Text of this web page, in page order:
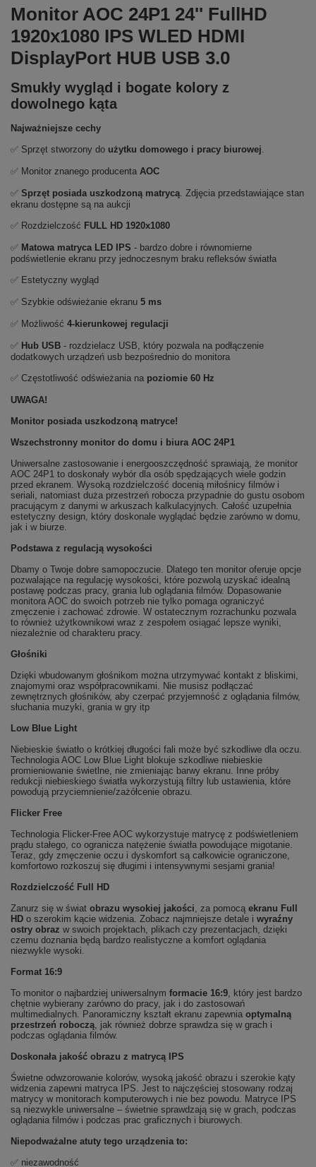
Monitor AOC 24P1 24'' FullHD
1920x1080 IPS WLED HDMI
DisplayPort HUB USB 3.0
Smukły wygląd i bogate kolory z
dowolnego kąta
Najważniejsze cechy
✅ Sprzęt stworzony do użytku domowego i pracy biurowej.
✅ Monitor znanego producenta AOC
✅ Sprzęt posiada uszkodzoną matrycą. Zdjęcia przedstawiające stan
ekranu dostępne są na aukcji
✅ Rozdzielczość FULL HD 1920x1080
✅ Matowa matryca LED IPS - bardzo dobre i równomierne
podświetlenie ekranu przy jednoczesnym braku refleksów światła
✅ Estetyczny wygląd
✅ Szybkie odświeżanie ekranu 5 ms
✅ Możliwość 4-kierunkowej regulacji
✅ Hub USB - rozdzielacz USB, który pozwala na podłączenie
dodatkowych urządzeń usb bezpośrednio do monitora
✅ Częstotliwość odświeżania na poziomie 60 Hz
UWAGA!
Monitor posiada uszkodzoną matryce!
Wszechstronny monitor do domu i biura AOC 24P1
Uniwersalne zastosowanie i energooszczędność sprawiają, że monitor
AOC 24P1 to doskonały wybór dla osób spędzających wiele godzin
przed ekranem. Wysoką rozdzielczość docenią miłośnicy filmów i
seriali, natomiast duża przestrzeń robocza przypadnie do gustu osobom
pracującym z danymi w arkuszach kalkulacyjnych. Całość uzupełnia
estetyczny design, który doskonale wyglądać będzie zarówno w domu,
jak i w biurze.
Podstawa z regulacją wysokości
Dbamy o Twoje dobre samopoczucie. Dlatego ten monitor oferuje opcje
pozwalające na regulację wysokości, które pozwolą uzyskać idealną
postawę podczas pracy, grania lub oglądania filmów. Dopasowanie
monitora AOC do swoich potrzeb nie tylko pomaga ograniczyć
zmęczenie i zachować zdrowie. W ostatecznym rozrachunku pozwala
to również użytkownikowi wraz z zespołem osiągać lepsze wyniki,
niezależnie od charakteru pracy.
Głośniki
Dzięki wbudowanym głośnikom można utrzymywać kontakt z bliskimi,
znajomymi oraz współpracownikami. Nie musisz podłączać
zewnętrznych głośników, aby czerpać przyjemność z oglądania filmów,
słuchania muzyki, grania w gry itp
Low Blue Light
Niebieskie światło o krótkiej długości fali może być szkodliwe dla oczu.
Technologia AOC Low Blue Light blokuje szkodliwe niebieskie
promieniowanie świetlne, nie zmieniając barwy ekranu. Inne próby
redukcji niebieskiego światła wykorzystują filtry lub ustawienia, które
powodują przyciemnienie/zażółcenie obrazu.
Flicker Free
Technologia Flicker-Free AOC wykorzystuje matrycę z podświetleniem
prądu stałego, co ogranicza natężenie światła powodujące migotanie.
Teraz, gdy zmęczenie oczu i dyskomfort są całkowicie ograniczone,
komfortowo rozkoszuj się długimi i intensywnymi sesjami grania!
Rozdzielczość Full HD
Zanurz się w świat obrazu wysokiej jakości, za pomocą ekranu Full
HD o szerokim kącie widzenia. Zobacz najmniejsze detale i wyraźny
ostry obraz w swoich projektach, plikach czy prezentacjach, dzięki
czemu doznania będą bardzo realistyczne a komfort oglądania
niezwykle wysoki.
Format 16:9
To monitor o najbardziej uniwersalnym formacie 16:9, który jest bardzo
chętnie wybierany zarówno do pracy, jak i do zastosowań
multimedialnych. Panoramiczny kształt ekranu zapewnia optymalną
przestrzeń roboczą, jak również dobrze sprawdza się w grach i
podczas oglądania filmów.
Doskonała jakość obrazu z matrycą IPS
Świetne odwzorowanie kolorów, wysoką jakość obrazu i szerokie kąty
widzenia zapewni matryca IPS. Jest to najczęściej stosowany rodzaj
matrycy w monitorach komputerowych i nie bez powodu. Matryce IPS
są niezwykle uniwersalne – świetnie sprawdzają się w grach, podczas
oglądania filmów i podczas prac graficznych i biurowych.
Niepodważalne atuty tego urządzenia to:
✅ niezawodność